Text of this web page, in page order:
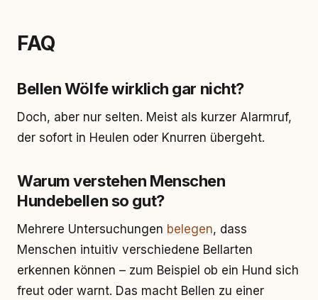
FAQ
Bellen Wölfe wirklich gar nicht?
Doch, aber nur selten. Meist als kurzer Alarmruf,
der sofort in Heulen oder Knurren übergeht.
Warum verstehen Menschen
Hundebellen so gut?
Mehrere Untersuchungen belegen, dass
Menschen intuitiv verschiedene Bellarten
erkennen können – zum Beispiel ob ein Hund sich
freut oder warnt. Das macht Bellen zu einer